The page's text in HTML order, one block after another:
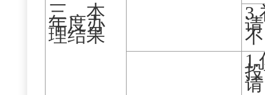
三、本
年度办
理结果
3.
请